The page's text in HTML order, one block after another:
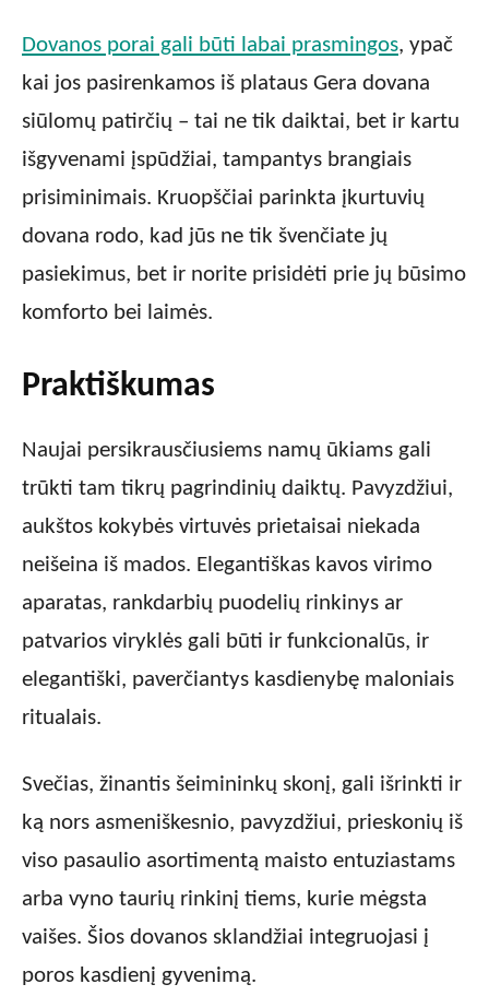
Dovanos porai gali būti labai prasmingos, ypač
kai jos pasirenkamos iš plataus Gera dovana
siūlomų patirčių – tai ne tik daiktai, bet ir kartu
išgyvenami įspūdžiai, tampantys brangiais
prisiminimais. Kruopščiai parinkta įkurtuvių
dovana rodo, kad jūs ne tik švenčiate jų
pasiekimus, bet ir norite prisidėti prie jų būsimo
komforto bei laimės.
Praktiškumas
Naujai persikrausčiusiems namų ūkiams gali
trūkti tam tikrų pagrindinių daiktų. Pavyzdžiui,
aukštos kokybės virtuvės prietaisai niekada
neišeina iš mados. Elegantiškas kavos virimo
aparatas, rankdarbių puodelių rinkinys ar
patvarios viryklės gali būti ir funkcionalūs, ir
elegantiški, paverčiantys kasdienybę maloniais
ritualais.
Svečias, žinantis šeimininkų skonį, gali išrinkti ir
ką nors asmeniškesnio, pavyzdžiui, prieskonių iš
viso pasaulio asortimentą maisto entuziastams
arba vyno taurių rinkinį tiems, kurie mėgsta
vaišes. Šios dovanos sklandžiai integruojasi į
poros kasdienį gyvenimą.